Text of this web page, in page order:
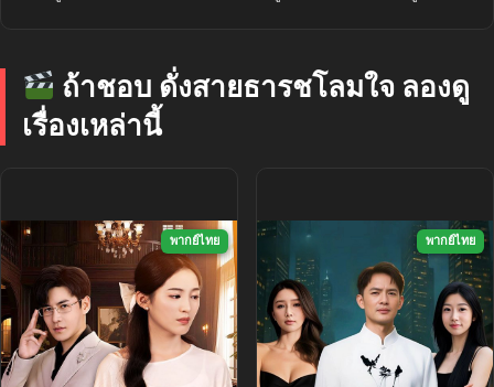
ถ้าชอบ ดั่งสายธารชโลมใจ ลองดู
เรื่องเหล่านี้
พากย์ไทย พากย์ไทย